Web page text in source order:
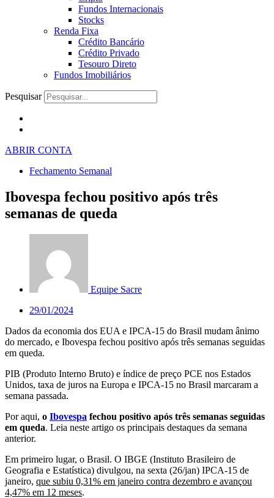
Fundos Internacionais
Stocks
Renda Fixa
Crédito Bancário
Crédito Privado
Tesouro Direto
Fundos Imobiliários
Pesquisar
ABRIR CONTA
Fechamento Semanal
Ibovespa fechou positivo após três
semanas de queda
Equipe Sacre
29/01/2024
Dados da economia dos EUA e IPCA-15 do Brasil mudam ânimo
do mercado, e Ibovespa fechou positivo após três semanas seguidas
em queda.
PIB (Produto Interno Bruto) e índice de preço PCE nos Estados
Unidos, taxa de juros na Europa e IPCA-15 no Brasil marcaram a
semana passada.
Por aqui, o Ibovespa fechou positivo após três semanas seguidas
em queda. Leia neste artigo os principais destaques da semana
anterior.
Em primeiro lugar, o Brasil. O IBGE (Instituto Brasileiro de
Geografia e Estatística) divulgou, na sexta (26/jan) IPCA-15 de
janeiro, que subiu 0,31% em janeiro contra dezembro e avançou
4,47% em 12 meses.